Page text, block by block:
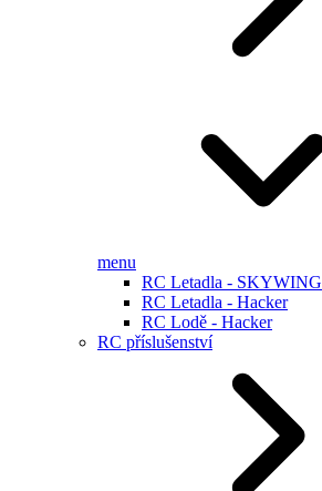
menu
RC Letadla - SKYWING
RC Letadla - Hacker
RC Lodě - Hacker
RC příslušenství